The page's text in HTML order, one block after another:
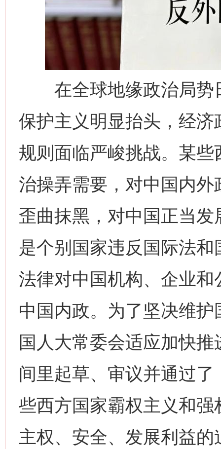
在全球地缘政治局势
保护主义明显抬头，经
规则面临严峻挑战。某
治操弄需要，对中国内
歪曲抹黑，对中国正当
是个别国家违反国际法
法律对中国机构、企业和
中国内政。为了坚决维
国人大常委会适应加快
间里起草、审议并通过
些西方国家霸权主义和
主权、安全、发展利益